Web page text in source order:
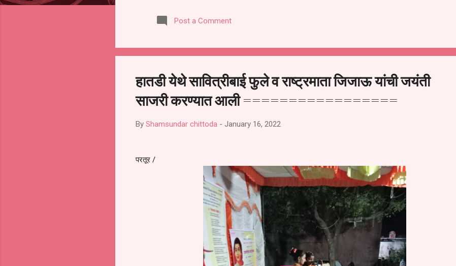
समितीची फेरनिवडणूक घेण्यात यावी, अशी मागणी पालकांनी केली आहे. या निवेदनाच्या प्रती जिल्हा शिक्षण अधिकारी (प्राथमिक),
जालना तसेच तालुका शिक्षण अधिकारी, परतूर यांनाही पाठविण्यात आल्या असून प्रशासन याबाबत काय निर्णय घेते, याकडे
Post a Comment
हातडी येथे सावित्रीबाई फुले व राष्ट्रमाता जिजाऊ यांची जयंती
साजरी करण्यात आली =================
By Shamsundar chittoda - January 16, 2022
परतूर /